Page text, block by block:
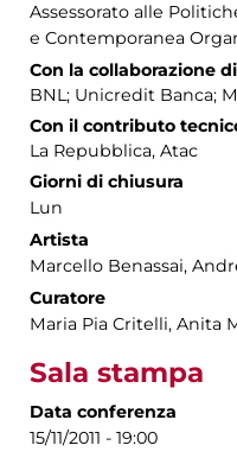
Assessorato alle
e Contemporanea
Con la collaborazione di
BNL; Unicredit Banca;
Con il contributo
La Repubblica, Atac
Giorni di chiusura
Lun
Artista
Marcello Benassai,
Curatore
Maria Pia Critelli, Anita
Sala stampa
Data conferenza
15/11/2011 - 19:00